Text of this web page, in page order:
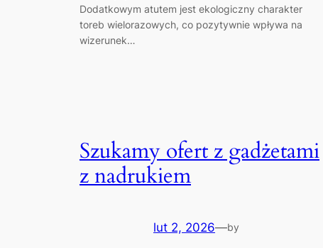
Dodatkowym atutem jest ekologiczny charakter
toreb wielorazowych, co pozytywnie wpływa na
wizerunek…
Szukamy ofert z gadżetami
z nadrukiem
lut 2, 2026—by